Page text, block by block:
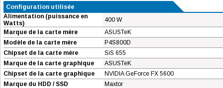
Configuration utilisée
Alimentation (puissance en
Watts)
400 W
Marque de la carte mère
ASUSTeK
Modèle de la carte mère
P4S800D
Chipset de la carte mère
SiS 655
Marque de la carte graphique
ASUSTeK
Chipset de la carte graphique
NVIDIA GeForce FX 5600
Marque du HDD / SSD
Maxtor